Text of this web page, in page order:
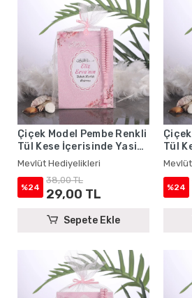
Çiçek Model Pembe Renkli
Tül Kese İçerisinde Yasin
Kitabı ve Tesbih - Mevlüt
Hediyelikleri
Mevlüt Hediyelikleri
%24
38,00 TL
29,00 TL
Sepete Ekle
Tül
%24